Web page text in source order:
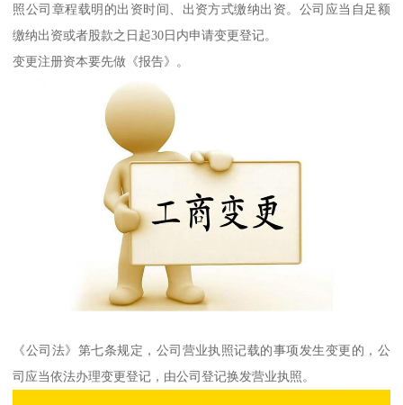
照公司章程载明的出资时间、出资方式缴纳出资。公司应当自足额
缴纳出资或者股款之日起30日内申请变更登记。
变更注册资本要先做《报告》。
《公司法》第七条规定，公司营业执照记载的事项发生变更的，公
司应当依法办理变更登记，由公司登记换发营业执照。